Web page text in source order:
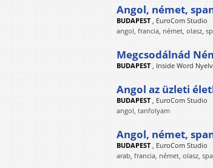
Angol, német,
BUDAPEST, EuroCom Studio
angol, francia, német, olasz,
Megcsodálnád
BUDAPEST, Inside Word
Angol az üzleti
BUDAPEST, EuroCom Studio
angol, tanfolyam
Angol, német,
BUDAPEST, EuroCom Studio
arab, francia, német, olasz,